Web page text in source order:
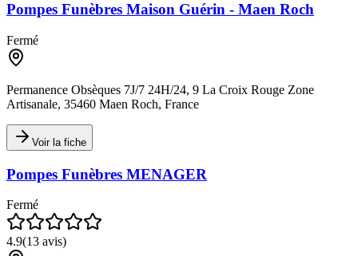
Pompes Funèbres Maison Guérin - Maen Roch
Fermé
Permanence Obsèques 7J/7 24H/24, 9 La Croix Rouge Zone
Artisanale, 35460 Maen Roch, France
Voir la fiche
Pompes Funèbres MENAGER
Fermé
4.9(13 avis)